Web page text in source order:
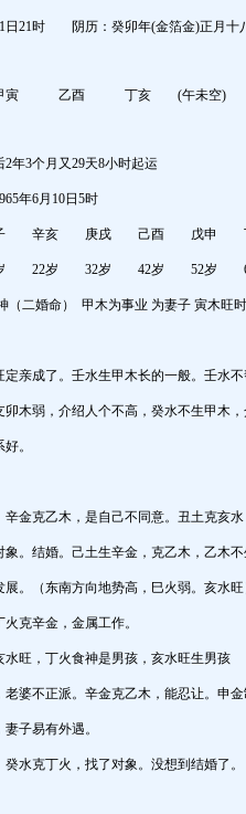
日21时 阴历：癸卯年(金箔金)正月十
寅 乙酉 丁亥 (午未空)
年3个月又29天8小时起运
年6月10日5时
子 辛亥 庚戌 己酉 戊
22岁 32岁 42岁 52岁
（二婚命） 甲木为事业 为妻子 寅木旺
定亲成了。壬水生甲木长的一般。壬水
卯木弱，介绍人个不高，癸水不生甲木
。
金克乙木，是自己不同意。丑土克亥水
象。结婚。己土生辛金，克乙木，乙木
展。（东南方向地势高，巳火弱。亥水
克辛金，金属工作。
水旺，丁火食神是男孩，亥水旺生男孩
婆不正派。辛金克乙木，能忍让。申金
子易有外遇。
水克丁火，找了对象。没想到结婚了。